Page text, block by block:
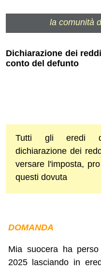
la comunità
Dichiarazione dei
conto del defunto
Tutti gli eredi
dichiarazione dei
versare l'imposta,
questi dovuta
DOMANDA
Mia suocera ha
2025 lasciando in